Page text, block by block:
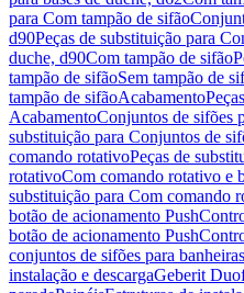
para Com tampão de sifão
d90Peças de substituição para
duche, d90Com tampão de sifão
tampão de sifãoSem tampão de
tampão de sifãoAcabamento
AcabamentoConjuntos de sifões
substituição para Conjuntos de
comando rotativoPeças de
rotativoCom comando rotativo e
substituição para Com comando
botão de acionamento
botão de acionamento
conjuntos de sifões para banheiras
instalação e descargaGeberit